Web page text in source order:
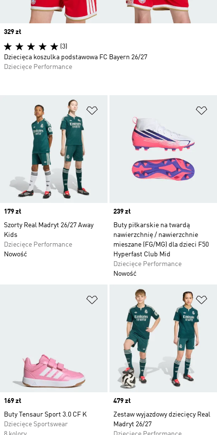
Price
179 zł
Szorty Real Madryt 26/27 Away
Kids
Dziecięce Performance
Nowość
Price
239 zł
Buty piłkarskie na twardą
nawierzchnię / nawierzchnie
mieszane (FG/MG) dla dzieci F50
Hyperfast Club Mid
Dziecięce Performance
Nowość
Dodaj do listy życzeń
Price
169 zł
Buty Tensaur Sport 3.0 CF K
Dziecięce Sportswear
Price
479 zł
Zestaw wyjazdowy dziecięcy Real
Madryt 26/27
Price
329 zł
(3)
Dziecięca koszulka podstawowa FC Bayern 26/27
Dziecięce Performance